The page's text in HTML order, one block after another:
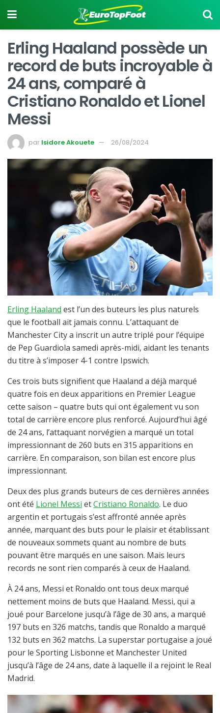
Erling Haaland possède un
record de buts incroyable à
24 ans, comparé à
Cristiano Ronaldo et Lionel
Messi
par Isidore Akouete 26/08/2024
Erling Haaland est l’un des buteurs les plus naturels
que le football ait jamais connu. L’attaquant de
Manchester City a inscrit un autre triplé pour l’équipe
de Pep Guardiola samedi après-midi, aidant les tenants
du titre à s’imposer 4-1 contre Ipswich.
Ces trois buts signifient que Haaland a déjà marqué
quatre fois en deux apparitions en Premier League
cette saison – quatre buts qui ont également vu son
total de carrière encore plus renforcé. Aujourd’hui âgé
de 24 ans, l’attaquant norvégien a marqué un total
impressionnant de 260 buts en 315 apparitions en
carrière. En comparaison, son bilan est encore plus
impressionnant.
Deux des plus grands buteurs de ces dernières années
ont été Lionel Messi etCristiano Ronaldo. Le duo
argentin et portugais s’est affronté année après
année, marquant des buts pour le plaisir et établissant
de nouveaux sommets quant au nombre de buts
pouvant être marqués en une saison. Mais leurs
records ne sont rien comparés à ceux de Haaland.
À 24 ans, Messi et Ronaldo ont tous deux marqué
nettement moins de buts que Haaland. Messi, qui a
joué pour Barcelone jusqu’à l’âge de 30 ans, a marqué
197 buts en 326 matchs, tandis que Ronaldo a marqué
132 buts en 362 matchs. La superstar portugaise a joué
pour le Sporting Lisbonne et Manchester United
jusqu’à l’âge de 24 ans, date à laquelle il a rejoint le Real
Madrid.